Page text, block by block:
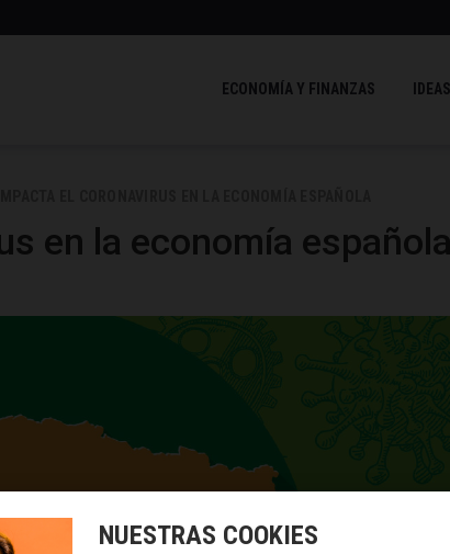
ECONOMÍA Y FINANZAS
en la economía
NUESTRAS COOKIES